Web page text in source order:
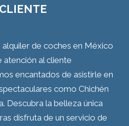
de coches en México
al cliente
encantados de asistirle en
como Chichén
Descubra la belleza única
disfruta de un servicio de